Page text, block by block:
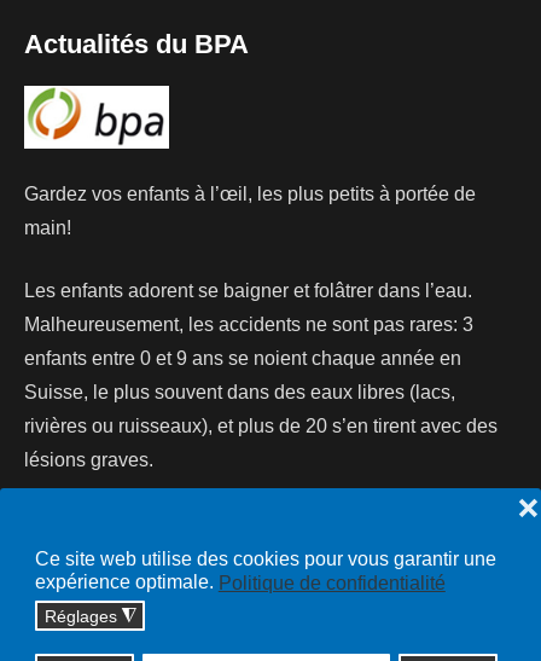
Ce site web utilise des cookies pour vous garantir une
expérience optimale. Politique de confidentialité
Réglages ◮
❌
Actualités du BPA
Gardez vos enfants à l’œil, les plus petits à portée de
main!
Les enfants adorent se baigner et folâtrer dans l’eau.
Malheureusement, les accidents ne sont pas rares: 3
enfants entre 0 et 9 ans se noient chaque année en
Suisse, le plus souvent dans des eaux libres (lacs,
rivières ou ruisseaux), et plus de 20 s’en tirent avec des
lésions graves.
Copyright © 2026 cossonay.ch - tous droits réservés | site :